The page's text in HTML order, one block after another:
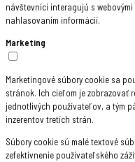
návštevníci interagujú s
nahlasovaním informácií.
Marketing
Marketingové súbory cookie sa
stránok. Ich cieľom je zobrazovať
jednotlivých používateľov, a tým
inzerentov tretích strán.
Súbory cookie sú malé textové
zefektívnenie používateľského